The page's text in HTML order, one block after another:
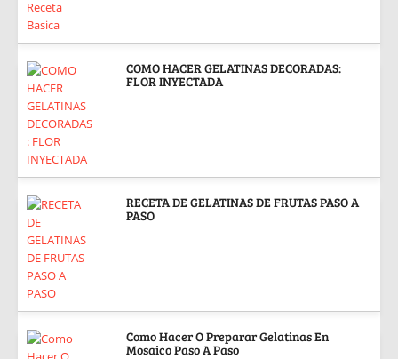
COMO HACER GELATINAS DECORADAS:
FLOR INYECTADA
RECETA DE GELATINAS DE FRUTAS PASO A
PASO
Como Hacer O Preparar Gelatinas En
Mosaico Paso A Paso